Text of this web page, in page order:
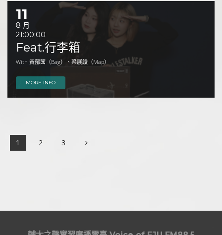
11
8 月
21:00:00
Feat.行李箱
With 黃郁茜（Bag）、梁展綾（Map）
MORE INFO
1 2 3